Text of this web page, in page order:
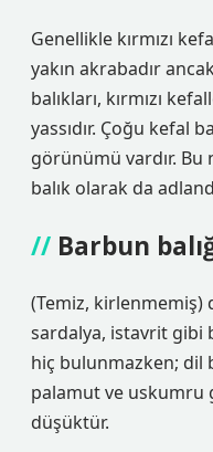
Genellikle kırmızı
yakın akrabadır
balıkları, kırmızı
yassıdır. Çoğu kefal
görünümü vardır. Bu
balık olarak da
Barbun
(Temiz, kirlenmemiş)
sardalya, istavrit gibi
hiç bulunmazken; dil
palamut ve uskumru
düşüktür.